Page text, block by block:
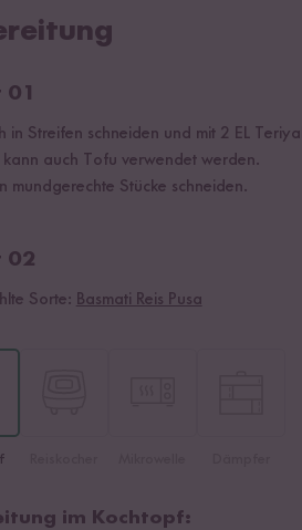
in Streifen schneiden und mit 2 EL
kann auch Tofu verwendet werden.
mundgerechte Stücke schneiden.
02
Sorte: Basmati Reis Pusa
im Kochtopf: